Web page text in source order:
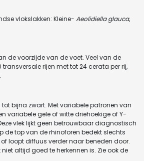
vlokslakken: Kleine- Aeolidiella glauca,
de voorzijde van de voet. Veel van de
rijen met tot 24 cerata per rij,
bijna zwart. Met variabele patronen van
variabele gele of witte driehoekige of Y-
vlek lijkt geen betrouwbaar diagnostisch
de top van de rhinoforen bedekt slechts
loopt diffuus verder naar beneden door.
altijd goed te herkennen is. Zie ook de